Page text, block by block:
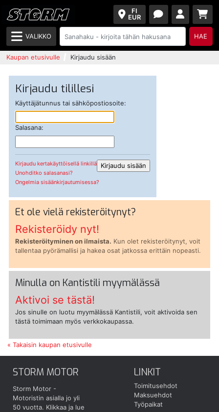
FI
EUR
VALIKKO HAE
Kaupan etusivulle Kirjaudu sisään
Kirjaudu tilillesi
Käyttäjätunnus tai sähköpostiosoite:
Salasana:
Kirjaudu kertakäyttöisellä linkillä
Unohditko salasanasi?
Ongelmia sisäänkirjautumisessa?
Et ole vielä rekisteröitynyt?
Rekisteröidy nyt!
Rekisteröityminen on ilmaista. Kun olet rekisteröitynyt, voit
tallentaa pyörämallisi ja hakea osat jatkossa erittäin nopeasti.
Minulla on Kantistili myymälässä
Aktivoi se tästä!
Jos sinulle on luotu myymälässä Kantistili, voit aktivoida sen
tästä toimimaan myös verkkokaupassa.
« Takaisin kaupan etusivulle
STORM MOTOR
Storm Motor -
Motoristin asialla jo yli
50 vuotta. Klikkaa ja lue
LINKIT
Toimitusehdot
Maksuehdot
Työpaikat